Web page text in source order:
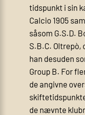
tidspunkt i sin
Calcio 1905
såsom G.S.D.
S.B.C. Oltrepò,
han desuden
Group B. For
de angivne
de nævnte